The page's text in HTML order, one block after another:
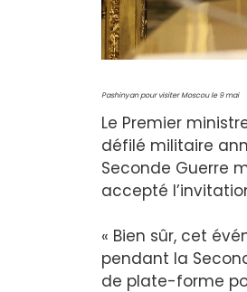
Pashinyan pour visiter Moscou le 9 mai
Le Premier
défilé militaire
Seconde Guerre
accepté
« Bien sûr, cet
pendant la
de plate-forme